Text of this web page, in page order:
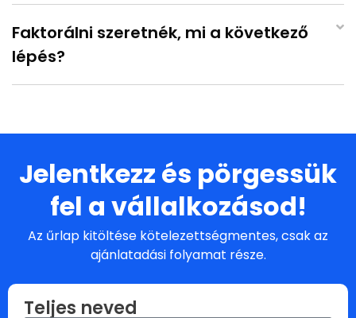
Faktorálni szeretnék, mi a következő
lépés?
Jelentkezz és pörgessük
fel a vállalkozásod!
Az űrlap kitöltése kötelezettségmentes, csak az
ajánlatadási folyamat része.
Teljes neved